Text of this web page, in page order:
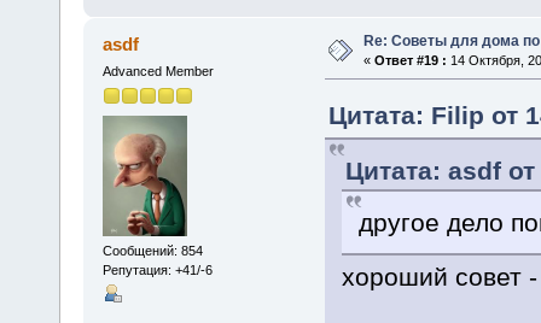
asdf
Advanced Member
Сообщений: 854
Репутация: +41/-6
Re: Советы для дома по
« Ответ #19 : 14 Октября,
Цитата: Filip от
Цитата: asdf
другое дело
хороший совет